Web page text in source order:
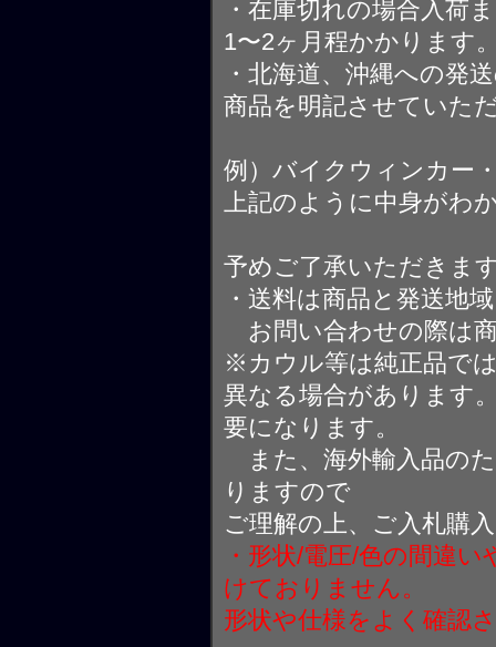
・在庫切れの場合入荷
1〜2ヶ月程かかります
・北海道、沖縄への発
商品を明記させていた
例）バイクウィンカー
上記のように中身がわ
予めご了承いただきま
・送料は商品と発送地
お問い合わせの際は
※カウル等は純正品で
異なる場合があります
要になります。
また、海外輸入品の
りますので
ご理解の上、ご入札購
・形状/電圧/色の間違
けておりません。
形状や仕様をよく確認